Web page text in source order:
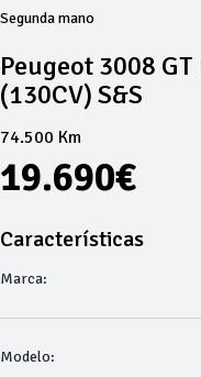
Segunda mano
Peugeot 3008
(130CV) S&S
74.500 Km
19.690€
Características
Marca:
Modelo: